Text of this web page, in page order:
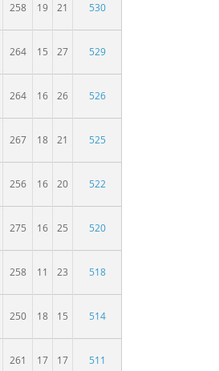
258 19 21 530
264 15 27 529
264 16 26 526
267 18 21 525
256 16 20 522
275 16 25 520
258 11 23 518
250 18 15 514
261 17 17 511